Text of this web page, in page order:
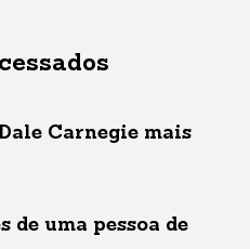
Carnegie mais
de uma pessoa de